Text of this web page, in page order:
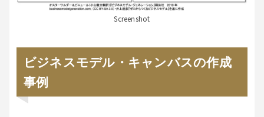
Screenshot
ビジネスモデル・キャンバスの作成
事例